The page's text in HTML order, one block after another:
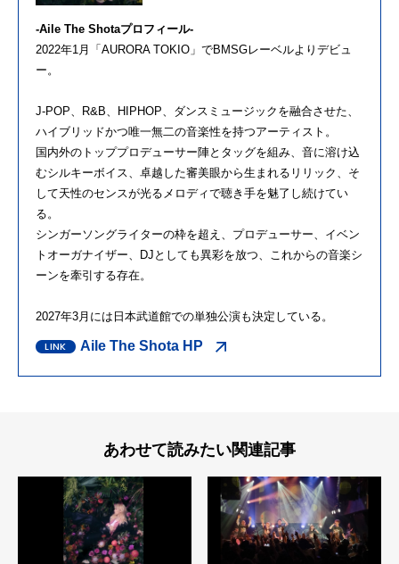
-Aile The Shotaプロフィール-
2022年1月「AURORA TOKIO」でBMSGレーベルよりデビュ
ー。
J-POP、R&B、HIPHOP、ダンスミュージックを融合させた、
ハイブリッドかつ唯一無二の音楽性を持つアーティスト。
国内外のトッププロデューサー陣とタッグを組み、音に溶け込
むシルキーボイス、卓越した審美眼から生まれるリリック、そ
して天性のセンスが光るメロディで聴き手を魅了し続けてい
る。
シンガーソングライターの枠を超え、プロデューサー、イベン
トオーガナイザー、DJとしても異彩を放つ、これからの音楽シ
ーンを牽引する存在。
2027年3月には日本武道館での単独公演も決定している。
Aile The Shota HP
あわせて読みたい関連記事